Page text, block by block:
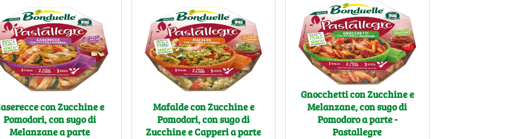
con Zucchine e
Pomodori, con sugo di
Melanzane a parte
Mafalde con Zucchine e
Pomodori, con sugo di
Zucchine e Capperi a parte
Gnocchetti con Zucchine e
Melanzane, con sugo di
Pomodoro a parte -
Pastallegre